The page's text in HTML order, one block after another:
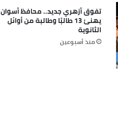
تفوق أزهري جديد.. محافظ أسوان
يهنئ 13 طالبًا وطالبة من أوائل
الثانوية
منذ أسبوعين